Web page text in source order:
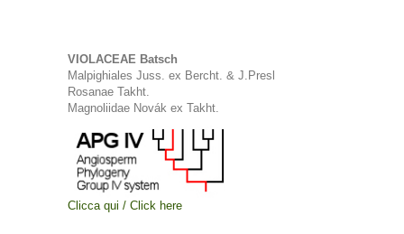
VIOLACEAE Batsch
Malpighiales Juss. ex Bercht. & J.Presl
Rosanae Takht.
Magnoliidae Novák ex Takht.
Clicca qui / Click here